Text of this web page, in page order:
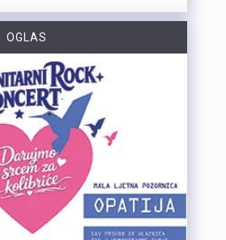
U razdoblju od 1. do 5. kolovoza na području Policijske uprave primorsko-goranske zabilježeno je devet provalnih krađa u domove, od kojih su tri ostale u pokušaju. Kaznena djela počinjena su u centru Rijeke, na Trsatu, na području općine Čavle te na otocima Rabu i Krku. Nepoznati počinitelji su iz stambenih objekata otuđili novac, nakit i satove. Ukupna materijalna šteta procjenjuje se na više desetaka tisuća eura. Policijski službenici intenzivno tragaju za počiniteljima i otuđenim predmetima, a građanima donosimo službene savjete za zaštitu domova. Mehanička i tehnička zaštita Kvalitetna stolarija i brave: Ugradite protuprovalna vrata s kvalitetnim cilindrom i višestrukim zaključavanjem. Postavite dodatne zasune na prozore i balkonska vrata. Rasvjeta na senzor: Postavite senzorsku vanjsku rasvjetu ispred ulaza, u dvorištu i na balkonima jer provalnici izbjegavaju osvijetljena mjesta. Alarm i videonadzor: Vidljivo postavljene kamere i naljepnice upozorenja o alarmu djeluju kao snažan odvraćajući faktor. Svakodnevne navike Uvijek zaključavajte vrata: Zaključajte ulazna vrata i zatvorite prozore čak i kada odlazite na samo nekoliko minuta. Bez skrivenih ključeva: Nikada ne ostavljajte ključeve ispod otirača, u teglama za cvijeće ili iznad vrata. Provjera identiteta: Ne otvarajte vrata nepoznatim osobama dok ne utvrdite tko su Savjeti za dulja izbivanja i putovanja Stvorite privid prisutnosti: Zamolite…
OGLAS